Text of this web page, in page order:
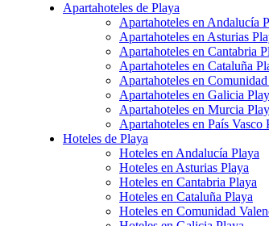
Apartahoteles de Playa
Apartahoteles en Andalucía
Apartahoteles en Asturias
Apartahoteles en Cantabria
Apartahoteles en Cataluña
Apartahoteles en
Apartahoteles en Galicia
Apartahoteles en Murcia
Apartahoteles en País Vasco
Hoteles de Playa
Hoteles en Andalucía Playa
Hoteles en Asturias Playa
Hoteles en Cantabria Playa
Hoteles en Cataluña Playa
Hoteles en Comunidad